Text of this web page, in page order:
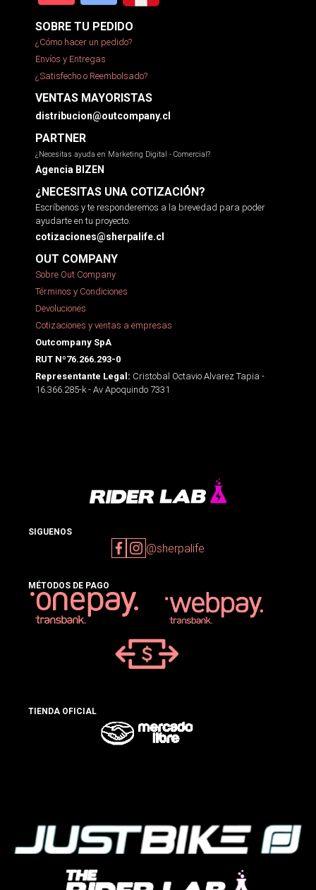
SOBRE TU PEDIDO
¿Cómo hacer un pedido?
Envíos y Entregas
¿Satisfecho o Reembolsado?
VENTAS MAYORISTAS
distribucion@outcompany.cl
PARTNER
¿Necesitas ayuda en Marketing Digital - Comercial?
Agencia BIZEN
¿NECESITAS UNA COTIZACIÓN?
Escríbenos y te responderemos a la brevedad para poder
ayudarte en tu proyecto.
cotizaciones@sherpalife.cl
OUT COMPANY
Sobre Out Company
Términos y Condiciones
Devoluciones
Cotizaciones y ventas a empresas
Outcompany SpA
RUT Nº76.266.293-0
Representante Legal: Cristobal Octavio Alvarez Tapia -
16.366.285-k - Av Apoquindo 7331
SIGUENOS
@sherpalife
MÉTODOS DE PAGO
TIENDA OFICIAL